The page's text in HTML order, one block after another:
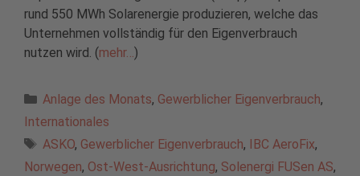
rund 550 MWh Solarenergie produzieren, welche das
Unternehmen vollständig für den Eigenverbrauch
nutzen wird. (mehr…)
Kategorien
Anlage des Monats, Gewerblicher Eigenverbrauch,
Internationales
Schlagwörter
ASKO, Gewerblicher Eigenverbrauch, IBC AeroFix,
Norwegen, Ost-West-Ausrichtung, Solenergi FUSen AS,